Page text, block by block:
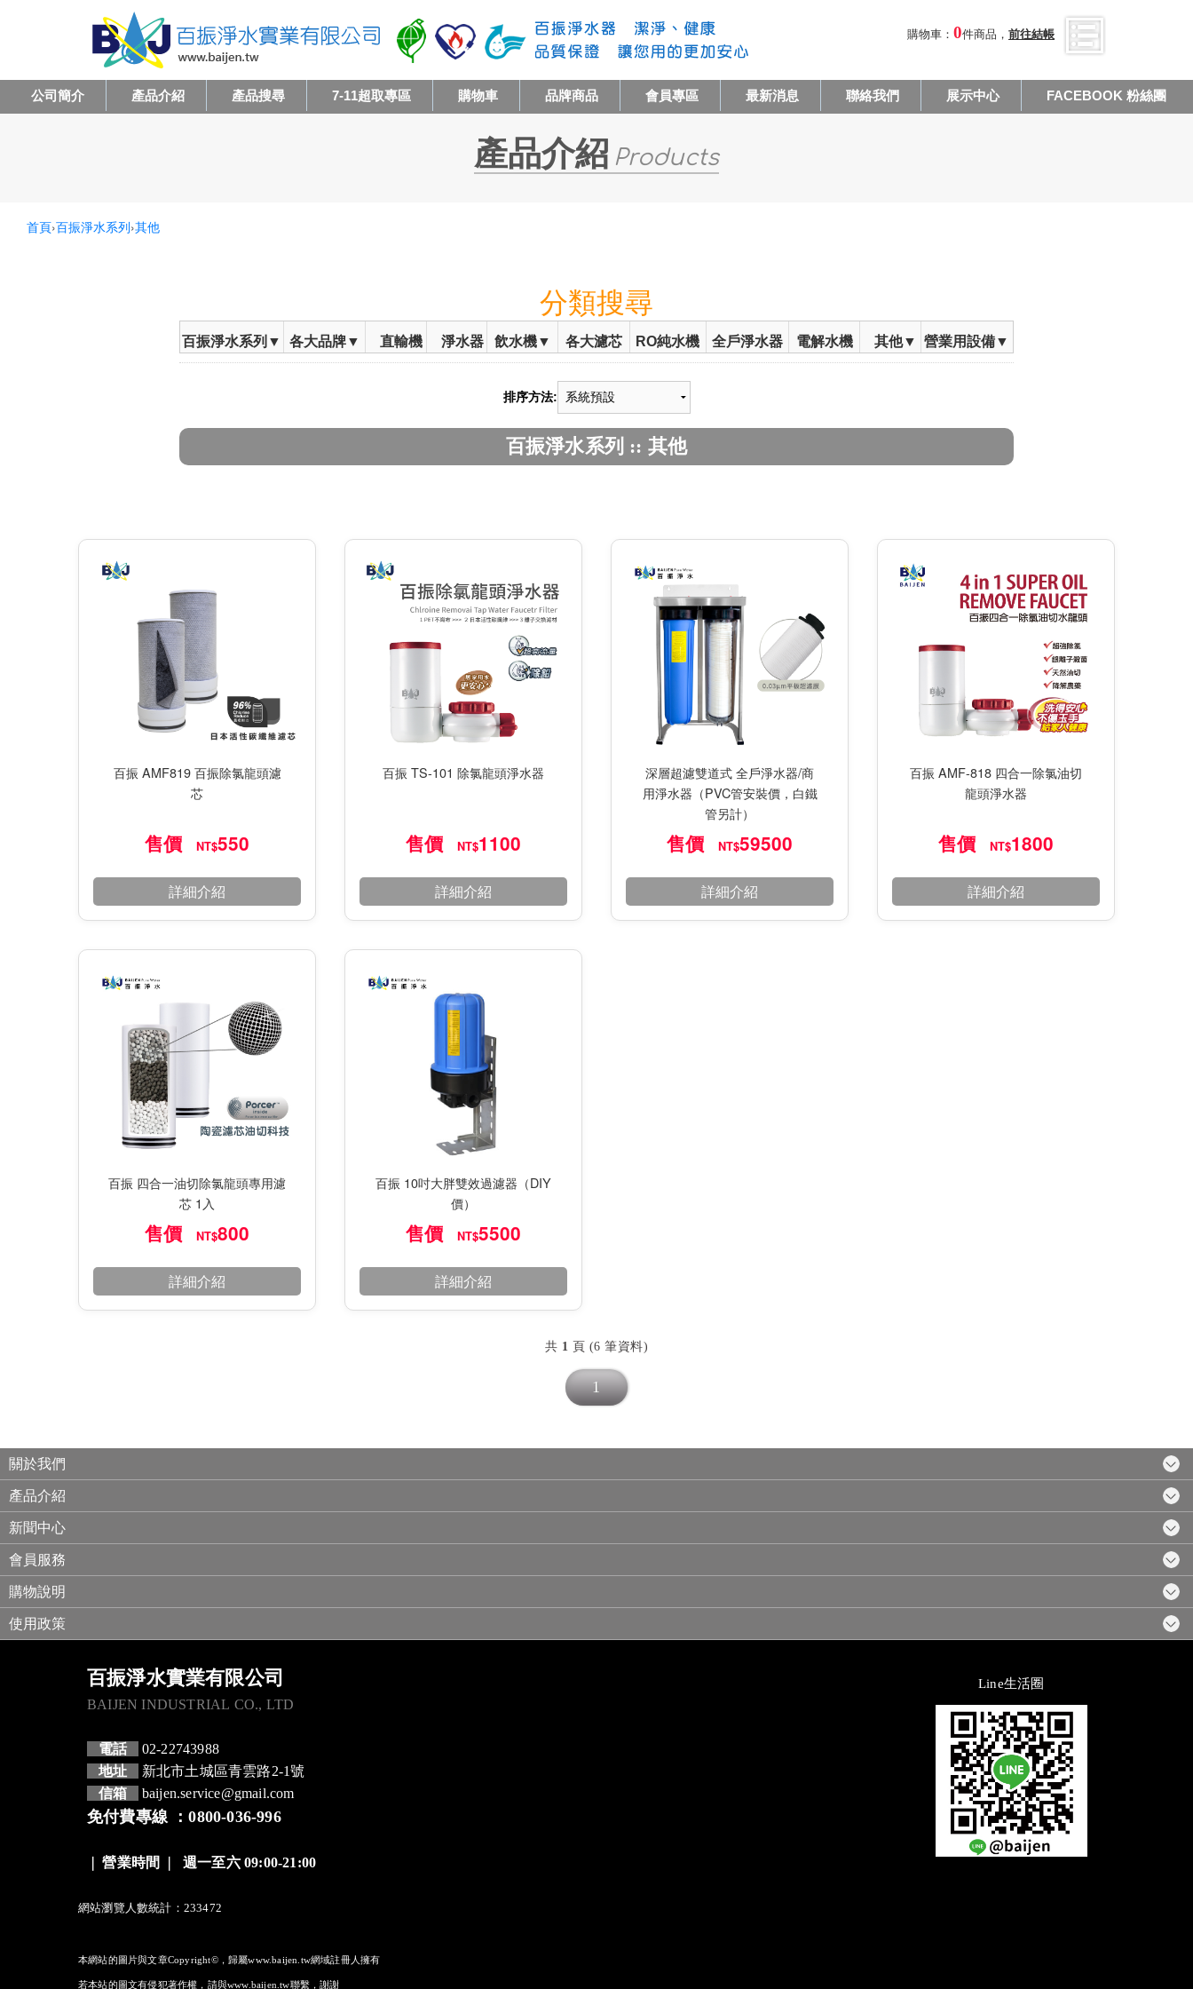
購物車： 0件商品， 前往結帳
公司簡介 產品介紹 產品搜尋 7-11超取專區 購物車 品牌商品 會員專區 最新消息 聯絡我們 展示中心 FACEBOOK 粉絲團
產品介紹 Products
首頁›百振淨水系列›其他
分類搜尋
百振淨水系列▼ 各大品牌▼ 直輸機 淨水器 飲水機▼ 各大濾芯 RO純水機 全戶淨水器 電解水機 其他▼ 營業用設備▼
排序方法:
百振淨水系列 :: 其他
百振 AMF819 百振除氯龍頭濾
芯
售價 NT$550
詳細介紹
百振 TS-101 除氯龍頭淨水器
售價 NT$1100
詳細介紹
深層超濾雙道式 全戶淨水器/商
用淨水器（PVC管安裝價，白鐵
管另計）
售價 NT$59500
詳細介紹
百振 AMF-818 四合一除氯油切
龍頭淨水器
售價 NT$1800
詳細介紹
百振 四合一油切除氯龍頭專用濾
芯 1入
售價 NT$800
詳細介紹
百振 10吋大胖雙效過濾器（DIY
價）
售價 NT$5500
詳細介紹
共 1 頁 (6 筆資料)
1
關於我們
產品介紹
新聞中心
會員服務
購物說明
使用政策
百振淨水實業有限公司
BAIJEN INDUSTRIAL CO., LTD
電話
02-22743988
地址
新北市土城區青雲路2-1號
信箱
baijen.service@gmail.com
免付費專線 ：0800-036-996
營業時間 ❘週一至六 09:00-21:00
Line生活圈
網站瀏覽人數統計：233472
本網站的圖片與文章Copyright©，歸屬www.baijen.tw網域註冊人擁有
若本站的圖文有侵犯著作權，請與www.baijen.tw聯繫，謝謝